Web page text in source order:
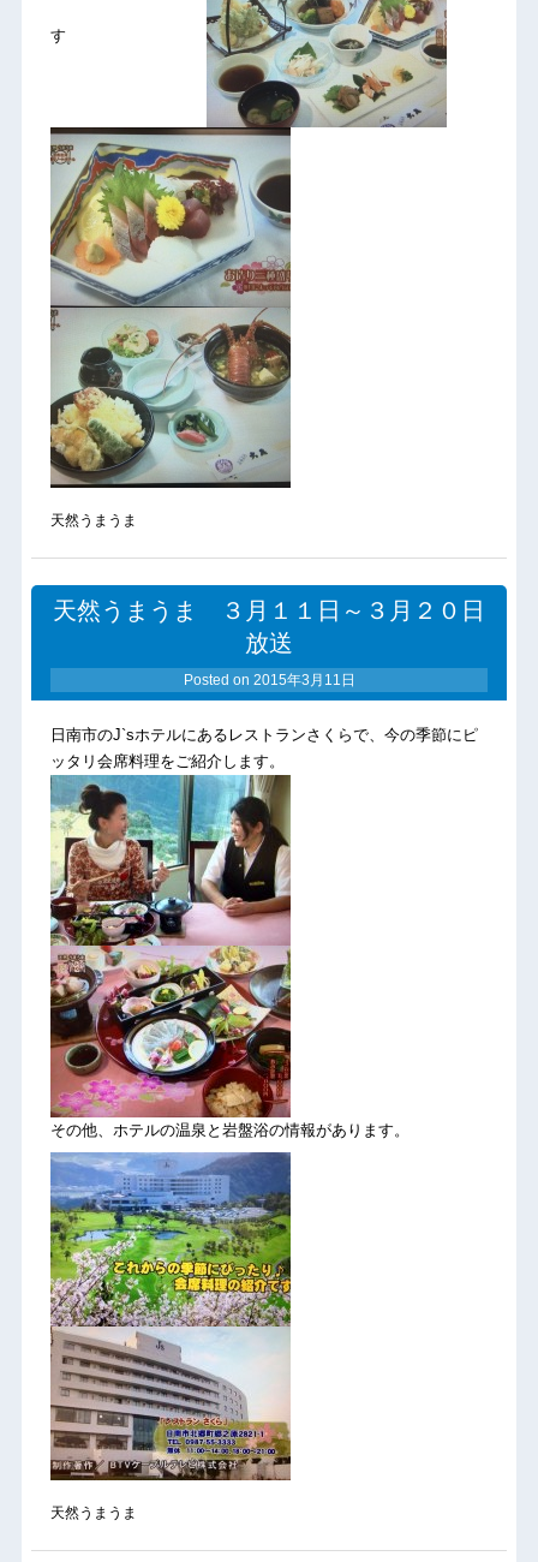
す
天然うまうま
天然うまうま ３月１１日～３月２０日
放送
Posted on 2015年3月11日
日南市のJ`sホテルにあるレストランさくらで、今の季節にピ
ッタリ会席料理をご紹介します。
その他、ホテルの温泉と岩盤浴の情報があります。
天然うまうま